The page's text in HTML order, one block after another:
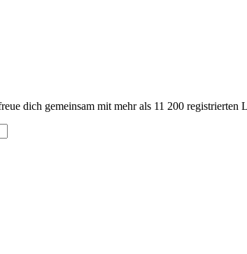
dich gemeinsam mit mehr als 11 200